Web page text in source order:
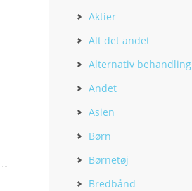
Aktier
Alt det andet
Alternativ behandling
Andet
Asien
Børn
Børnetøj
Bredbånd